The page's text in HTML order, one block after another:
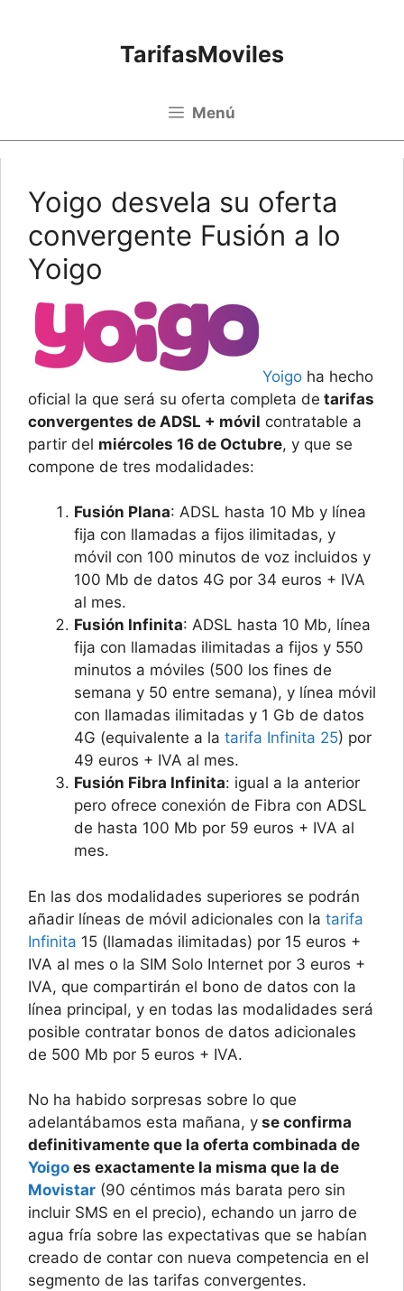
TarifasMoviles
Menú
Yoigo desvela su oferta
convergente Fusión a lo
Yoigo
Yoigo ha hecho
oficial la que será su oferta completa de tarifas
convergentes de ADSL + móvil contratable a
partir del miércoles 16 de Octubre, y que se
compone de tres modalidades:
Fusión Plana: ADSL hasta 10 Mb y línea
fija con llamadas a fijos ilimitadas, y
móvil con 100 minutos de voz incluidos y
100 Mb de datos 4G por 34 euros + IVA
al mes.
Fusión Infinita: ADSL hasta 10 Mb, línea
fija con llamadas ilimitadas a fijos y 550
minutos a móviles (500 los fines de
semana y 50 entre semana), y línea móvil
con llamadas ilimitadas y 1 Gb de datos
4G (equivalente a la tarifa Infinita 25) por
49 euros + IVA al mes.
Fusión Fibra Infinita: igual a la anterior
pero ofrece conexión de Fibra con ADSL
de hasta 100 Mb por 59 euros + IVA al
mes.
En las dos modalidades superiores se podrán
añadir líneas de móvil adicionales con la tarifa
Infinita 15 (llamadas ilimitadas) por 15 euros +
IVA al mes o la SIM Solo Internet por 3 euros +
IVA, que compartirán el bono de datos con la
línea principal, y en todas las modalidades será
posible contratar bonos de datos adicionales
de 500 Mb por 5 euros + IVA.
No ha habido sorpresas sobre lo que
adelantábamos esta mañana, y se confirma
definitivamente que la oferta combinada de
Yoigo es exactamente la misma que la de
Movistar (90 céntimos más barata pero sin
incluir SMS en el precio), echando un jarro de
agua fría sobre las expectativas que se habían
creado de contar con nueva competencia en el
segmento de las tarifas convergentes.